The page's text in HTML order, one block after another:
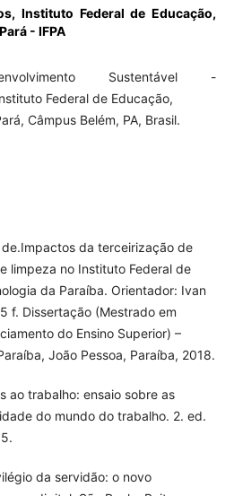
Instituto Federal de Educação,
- IFPA
Sustentável -
Federal de Educação,
Câmpus Belém, PA, Brasil.
de.Impactos da terceirização de
limpeza no Instituto Federal de
da Paraíba. Orientador: Ivan
f. Dissertação (Mestrado em
do Ensino Superior) –
João Pessoa, Paraíba, 2018.
ao trabalho: ensaio sobre as
do mundo do trabalho. 2. ed.
da servidão: o novo